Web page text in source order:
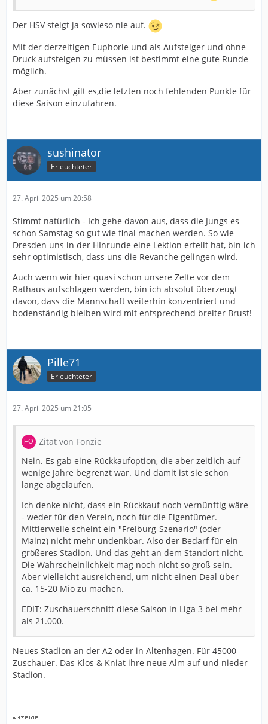
Der HSV steigt ja sowieso nie auf.
Mit der derzeitigen Euphorie und als Aufsteiger und ohne
Druck aufsteigen zu müssen ist bestimmt eine gute Runde
möglich.
Aber zunächst gilt es,die letzten noch fehlenden Punkte für
diese Saison einzufahren.
sushinator
Erleuchteter
27. April 2025 um 20:58
Stimmt natürlich - Ich gehe davon aus, dass die Jungs es
schon Samstag so gut wie final machen werden. So wie
Dresden uns in der HInrunde eine Lektion erteilt hat, bin ich
sehr optimistisch, dass uns die Revanche gelingen wird.
Auch wenn wir hier quasi schon unsere Zelte vor dem
Rathaus aufschlagen werden, bin ich absolut überzeugt
davon, dass die Mannschaft weiterhin konzentriert und
bodenständig bleiben wird mit entsprechend breiter Brust!
Pille71
Erleuchteter
27. April 2025 um 21:05
Zitat von Fonzie
Nein. Es gab eine Rückkaufoption, die aber zeitlich auf
wenige Jahre begrenzt war. Und damit ist sie schon
lange abgelaufen.
Ich denke nicht, dass ein Rückkauf noch vernünftig wäre
- weder für den Verein, noch für die Eigentümer.
Mittlerweile scheint ein "Freiburg-Szenario" (oder
Mainz) nicht mehr undenkbar. Also der Bedarf für ein
größeres Stadion. Und das geht an dem Standort nicht.
Die Wahrscheinlichkeit mag noch nicht so groß sein.
Aber vielleicht ausreichend, um nicht einen Deal über
ca. 15-20 Mio zu machen.
EDIT: Zuschauerschnitt diese Saison in Liga 3 bei mehr
als 21.000.
Neues Stadion an der A2 oder in Altenhagen. Für 45000
Zuschauer. Das Klos & Kniat ihre neue Alm auf und nieder
Stadion.